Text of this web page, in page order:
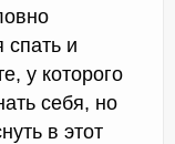
спать и
у которого
себя, но
в этот